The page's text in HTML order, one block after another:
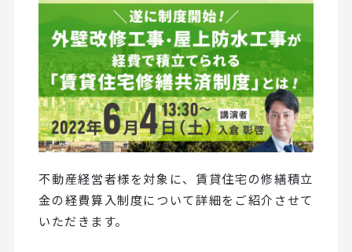
不動産経営者様を対象に、賃貸住宅の修繕積立
金の経費算入制度について詳細をご紹介させて
いただきます。